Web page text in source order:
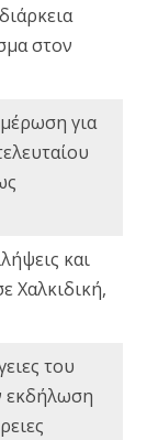
στον
για
και
Χαλκιδική,
του
εκδήλωση